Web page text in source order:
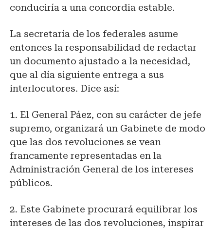
conduciría a una concordia estable.
La secretaría de los federales asume
entonces la responsabilidad de redactar
un documento ajustado a la necesidad,
que al día siguiente entrega a sus
interlocutores. Dice así:
1. El General Páez, con su carácter de jefe
supremo, organizará un Gabinete de modo
que las dos revoluciones se vean
francamente representadas en la
Administración General de los intereses
públicos.
2. Este Gabinete procurará equilibrar los
intereses de las dos revoluciones, inspirar